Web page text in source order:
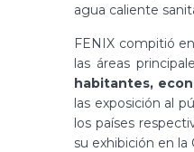
agua caliente
FENIX compitió
las áreas
habitantes,
las exposición al
los países
su exhibición en la